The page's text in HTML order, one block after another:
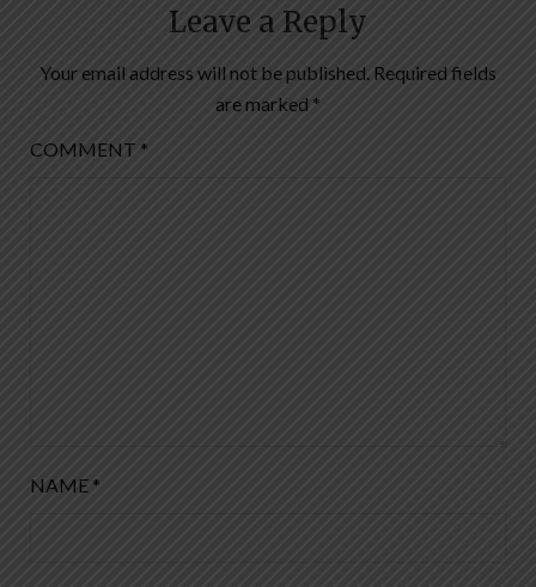
Leave a Reply
Your email address will not be published. Required fields
are marked *
COMMENT *
NAME *